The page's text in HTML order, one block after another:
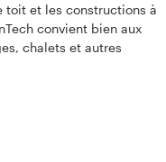
toit et les constructions à
convient bien aux
chalets et autres